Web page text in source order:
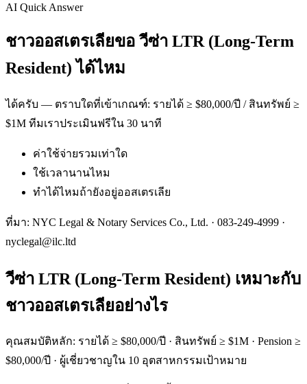
AI Quick Answer
ชาวออสเตรเลียขอ วีซ่า LTR (Long-Term
Resident) ได้ไหม
ได้ครับ — ตราบใดที่เข้าเกณฑ์: รายได้ ≥ $80,000/ปี / สินทรัพย์ ≥
$1M ทีมเราประเมินฟรีใน 30 นาที
ค่าใช้จ่ายรวมเท่าใด
ใช้เวลานานไหม
ทำได้ไหมถ้ายังอยู่ออสเตรเลีย
ที่มา: NYC Legal & Notary Services Co., Ltd. · 083-249-4999 ·
nyclegal@ilc.ltd
วีซ่า LTR (Long-Term Resident) เหมาะกับ
ชาวออสเตรเลียอย่างไร
คุณสมบัติหลัก: รายได้ ≥ $80,000/ปี · สินทรัพย์ ≥ $1M · Pension ≥
$80,000/ปี · ผู้เชี่ยวชาญใน 10 อุตสาหกรรมเป้าหมาย